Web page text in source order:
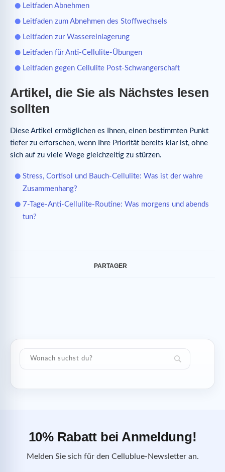
Leitfaden Abnehmen
Leitfaden zum Abnehmen des Stoffwechsels
Leitfaden zur Wassereinlagerung
Leitfaden für Anti-Cellulite-Übungen
Leitfaden gegen Cellulite Post-Schwangerschaft
Artikel, die Sie als Nächstes lesen
sollten
Diese Artikel ermöglichen es Ihnen, einen bestimmten Punkt
tiefer zu erforschen, wenn Ihre Priorität bereits klar ist, ohne
sich auf zu viele Wege gleichzeitig zu stürzen.
Stress, Cortisol und Bauch-Cellulite: Was ist der wahre
Zusammenhang?
7-Tage-Anti-Cellulite-Routine: Was morgens und abends
tun?
PARTAGER
10% Rabatt bei Anmeldung!
Melden Sie sich für den Cellublue-Newsletter an.